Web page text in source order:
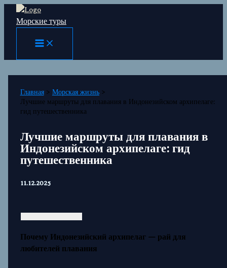
Перейти
Морские туры
Главная
Морская жизнь
Лучшие маршруты для плавания в Индонезийском архипелаге:
гид путешественника
Лучшие маршруты для плавания в
Индонезийском архипелаге: гид
путешественника
11.12.2025
Почему Индонезийский архипелаг — рай для
любителей плавания